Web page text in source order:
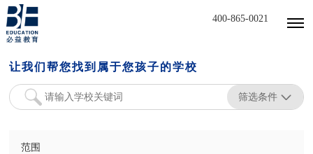
400-865-0021
让我们帮您找到属于您孩子的学校
筛选条件
范围